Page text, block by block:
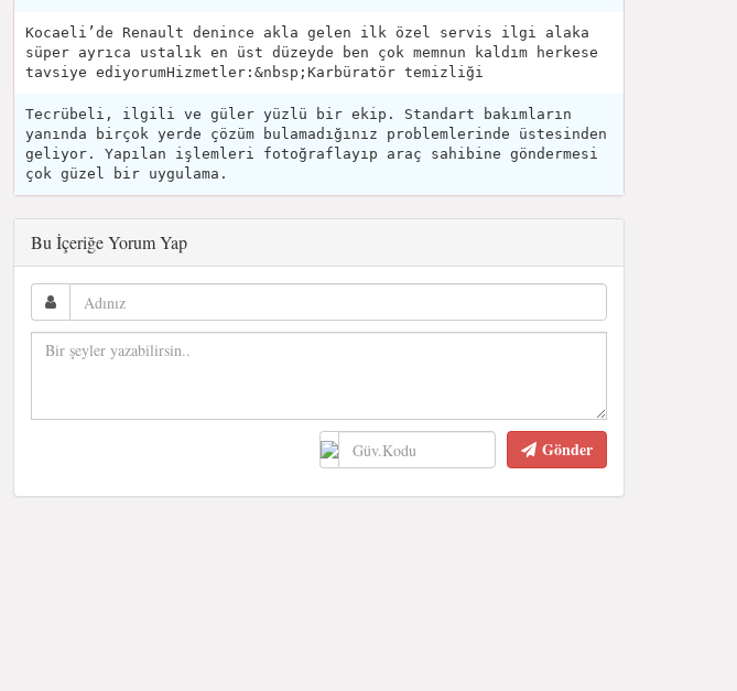
Kocaeli’de Renault denince akla gelen ilk özel servis ilgi alaka
süper ayrıca ustalık en üst düzeyde ben çok memnun kaldım herkese
tavsiye ediyorumHizmetler:&nbsp;Karbüratör temizliği
Tecrübeli, ilgili ve güler yüzlü bir ekip. Standart bakımların
yanında birçok yerde çözüm bulamadığınız problemlerinde üstesinden
geliyor. Yapılan işlemleri fotoğraflayıp araç sahibine göndermesi
çok güzel bir uygulama.
Bu İçeriğe Yorum Yap
Gönder